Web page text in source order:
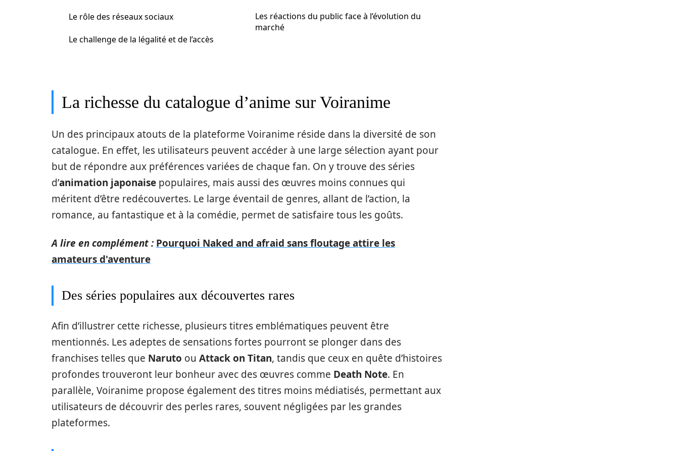
Le rôle des réseaux sociaux
Le challenge de la légalité et de l’accès
Les réactions du public face à l’évolution du
marché
La richesse du catalogue d’anime sur Voiranime
Un des principaux atouts de la plateforme Voiranime réside dans la diversité de son
catalogue. En effet, les utilisateurs peuvent accéder à une large sélection ayant pour
but de répondre aux préférences variées de chaque fan. On y trouve des séries
d’animation japonaise populaires, mais aussi des œuvres moins connues qui
méritent d’être redécouvertes. Le large éventail de genres, allant de l’action, la
romance, au fantastique et à la comédie, permet de satisfaire tous les goûts.
A lire en complément : Pourquoi Naked and afraid sans floutage attire les
amateurs d'aventure
Des séries populaires aux découvertes rares
Afin d’illustrer cette richesse, plusieurs titres emblématiques peuvent être
mentionnés. Les adeptes de sensations fortes pourront se plonger dans des
franchises telles que Naruto ou Attack on Titan, tandis que ceux en quête d’histoires
profondes trouveront leur bonheur avec des œuvres comme Death Note. En
parallèle, Voiranime propose également des titres moins médiatisés, permettant aux
utilisateurs de découvrir des perles rares, souvent négligées par les grandes
plateformes.